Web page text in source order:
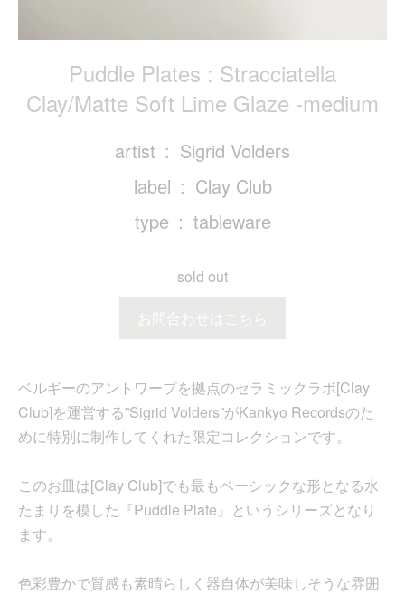
Puddle Plates : Stracciatella
Clay/Matte Soft Lime Glaze -medium
artist
Sigrid Volders
label
Clay Club
type
tableware
sold out
お問合わせはこちら
ベルギーのアントワープを拠点のセラミックラボ[Clay
Club]を運営する”Sigrid Volders”がKankyo Recordsのた
めに特別に制作してくれた限定コレクションです。
このお皿は[Clay Club]でも最もベーシックな形となる水
たまりを模した『Puddle Plate』というシリーズとなり
ます。
色彩豊かで質感も素晴らしく器自体が美味しそうな雰囲